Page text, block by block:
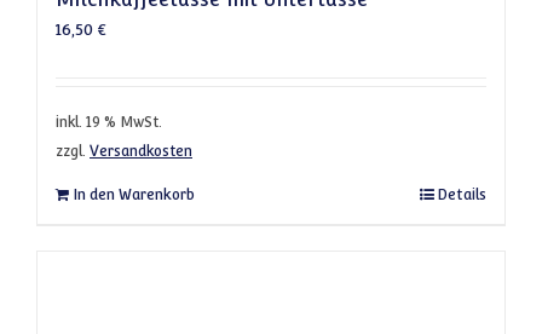
16,50 €
inkl. 19 % MwSt.
zzgl. Versandkosten
In den Warenkorb Details